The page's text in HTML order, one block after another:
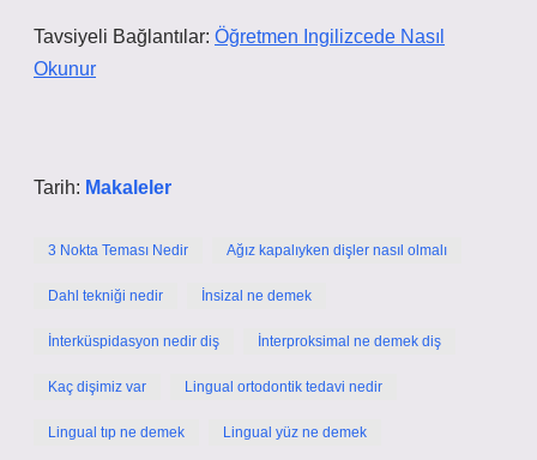
Tavsiyeli Bağlantılar: Öğretmen Ingilizcede Nasıl
Okunur
Tarih: Makaleler
3 Nokta Teması Nedir Ağız kapalıyken dişler nasıl olmalı
Dahl tekniği nedir İnsizal ne demek
İnterküspidasyon nedir diş İnterproksimal ne demek diş
Kaç dişimiz var Lingual ortodontik tedavi nedir
Lingual tıp ne demek Lingual yüz ne demek